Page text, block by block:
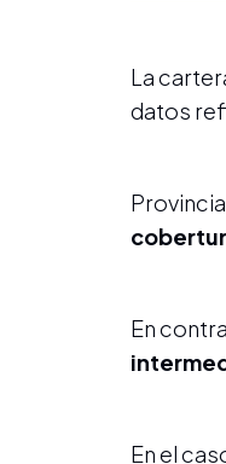
La
datos
En
En el